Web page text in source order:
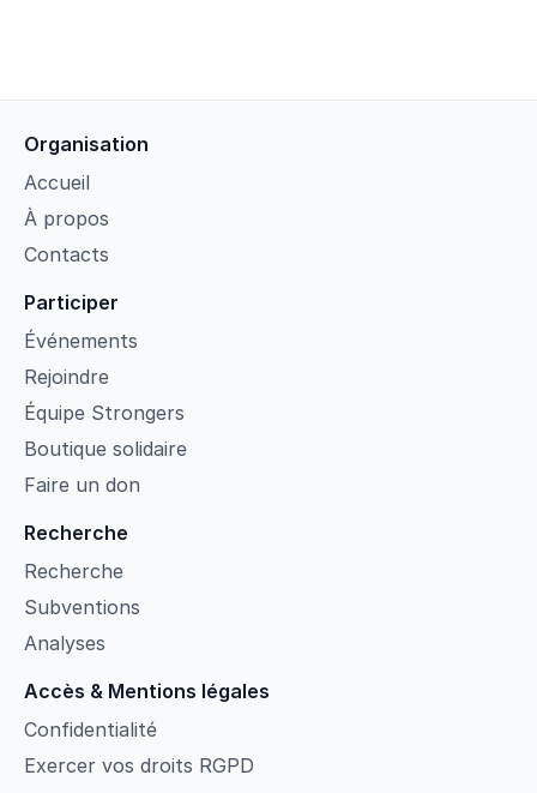
Organisation
Accueil
À propos
Contacts
Participer
Événements
Rejoindre
Équipe Strongers
Boutique solidaire
Faire un don
Recherche
Recherche
Subventions
Analyses
Accès & Mentions légales
Confidentialité
Exercer vos droits RGPD